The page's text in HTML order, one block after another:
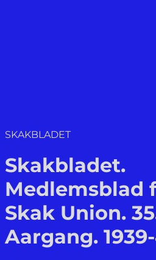
SKAKBLADET
Skakbladet.
Medlemsblad
Skak Union.
Aargang.